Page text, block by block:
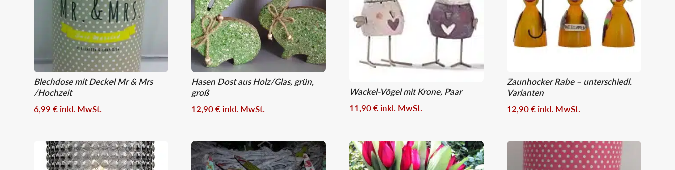
Blechdose mit Deckel Mr & Mrs
/Hochzeit
6,99€ inkl. MwSt.
Hasen Dost aus Holz/Glas, grün,
groß
12,90€ inkl. MwSt.
Wackel-Vögel mit Krone, Paar
11,90€ inkl. MwSt.
Zaunhocker Rabe – unterschiedl.
Varianten
12,90€ inkl. MwSt.